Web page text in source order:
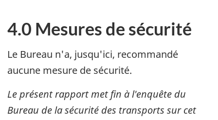
4.0 Mesures de sécurité
Le Bureau n'a, jusqu'ici, recommandé
aucune mesure de sécurité.
Le présent rapport met fin à l'enquête du
Bureau de la sécurité des transports sur cet